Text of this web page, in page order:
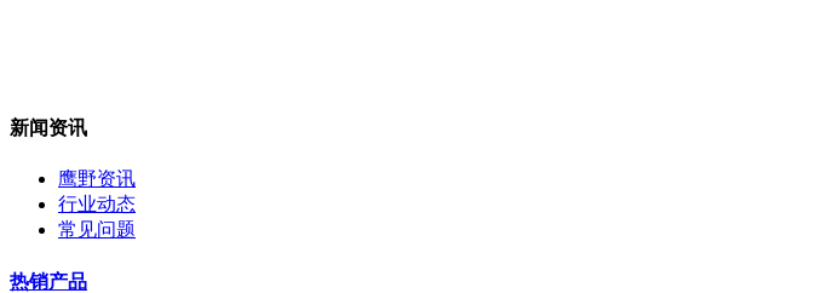
新闻资讯
鹰野资讯
行业动态
常见问题
热销产品